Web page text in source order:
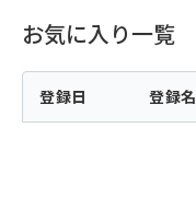
お気に入り一覧
登録日 登録名